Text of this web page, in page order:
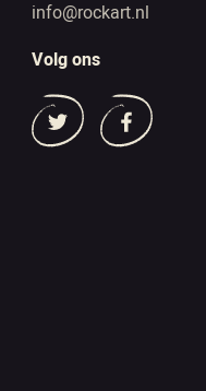
info@rockart.nl
Volg ons